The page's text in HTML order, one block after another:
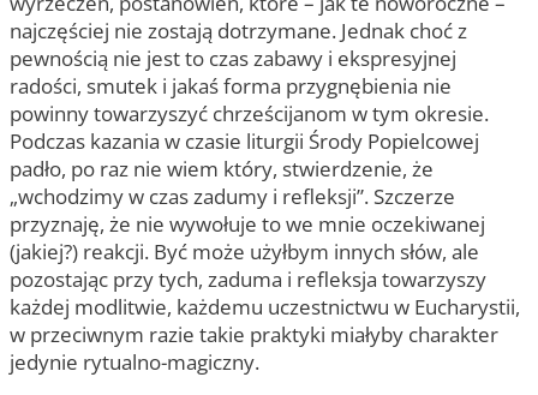
najczęściej nie zostają dotrzymane. Jednak choć z
pewnością nie jest to czas zabawy i ekspresyjnej
radości, smutek i jakaś forma przygnębienia nie
powinny towarzyszyć chrześcijanom w tym okresie.
Podczas kazania w czasie liturgii Środy Popielcowej
padło, po raz nie wiem który, stwierdzenie, że
„wchodzimy w czas zadumy i refleksji”. Szczerze
przyznaję, że nie wywołuje to we mnie oczekiwanej
(jakiej?) reakcji. Być może użyłbym innych słów, ale
pozostając przy tych, zaduma i refleksja towarzyszy
każdej modlitwie, każdemu uczestnictwu w Eucharystii,
w przeciwnym razie takie praktyki miałyby charakter
jedynie rytualno-magiczny.